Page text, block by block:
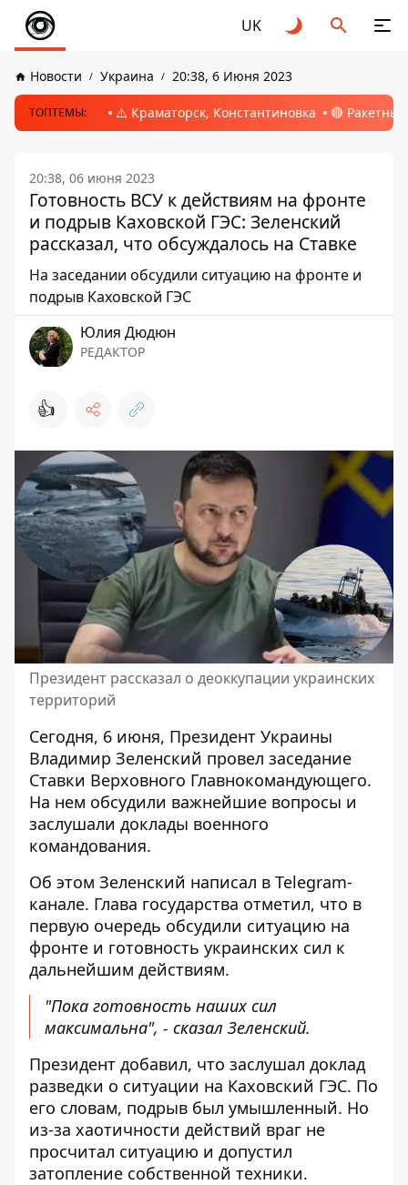
UK
Новости Украина 20:38, 6 Июня 2023
ТОПТЕМЫ: ⚠️ Краматорск, Константиновка 🔴
20:38, 06 июня 2023
Готовность ВСУ к действиям на фронте
и подрыв Каховской ГЭС: Зеленский
рассказал, что обсуждалось на Ставке
На заседании обсудили ситуацию на фронте и
подрыв Каховской ГЭС
Юлия Дюдюн
РЕДАКТОР
👍
Президент рассказал о деоккупации украинских
территорий
Сегодня, 6 июня, Президент Украины
Владимир Зеленский провел заседание
Ставки Верховного Главнокомандующего.
На нем обсудили важнейшие вопросы и
заслушали доклады военного
командования.
Об этом Зеленский написал в Telegram-
канале. Глава государства отметил, что в
первую очередь обсудили ситуацию на
фронте и готовность украинских сил к
дальнейшим действиям.
"Пока готовность наших сил
максимальна", - сказал Зеленский.
Президент добавил, что заслушал доклад
разведки о ситуации на Каховский ГЭС. По
его словам, подрыв был умышленный. Но
из-за хаотичности действий враг не
просчитал ситуацию и допустил
затопление собственной техники.